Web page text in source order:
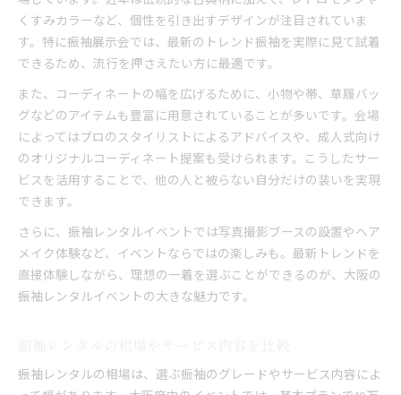
くすみカラーなど、個性を引き出すデザインが注目されていま
す。特に振袖展示会では、最新のトレンド振袖を実際に見て試着
できるため、流行を押さえたい方に最適です。
また、コーディネートの幅を広げるために、小物や帯、草履バッ
グなどのアイテムも豊富に用意されていることが多いです。会場
によってはプロのスタイリストによるアドバイスや、成人式向け
のオリジナルコーディネート提案も受けられます。こうしたサー
ビスを活用することで、他の人と被らない自分だけの装いを実現
できます。
さらに、振袖レンタルイベントでは写真撮影ブースの設置やヘア
メイク体験など、イベントならではの楽しみも。最新トレンドを
直接体験しながら、理想の一着を選ぶことができるのが、大阪の
振袖レンタルイベントの大きな魅力です。
振袖レンタルの相場は、選ぶ振袖のグレードやサービス内容によ